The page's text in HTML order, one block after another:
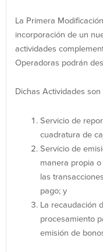
La Primera
incorporación de un
actividades
Operadoras podrán
Dichas Actividades
Servicio de
cuadratura de
Servicio de
manera propia
las
pago; y
La recaudación
procesamiento
emisión de